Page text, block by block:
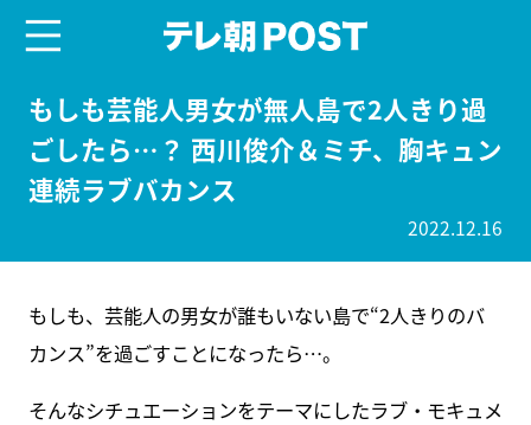
もしも芸能人男女が無人島で2人きり過
ごしたら…？ 西川俊介＆ミチ、胸キュン
連続ラブバカンス
2022.12.16
もしも、芸能人の男女が誰もいない島で“2人きりのバ
カンス”を過ごすことになったら…。
そんなシチュエーションをテーマにしたラブ・モキュメ